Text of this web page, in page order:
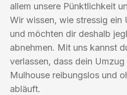
allem unsere Pünktlichkeit
Wir wissen, wie stressig ein
und möchten dir deshalb
abnehmen. Mit uns kannst
verlassen, dass dein
Mulhouse reibungslos und
abläuft.